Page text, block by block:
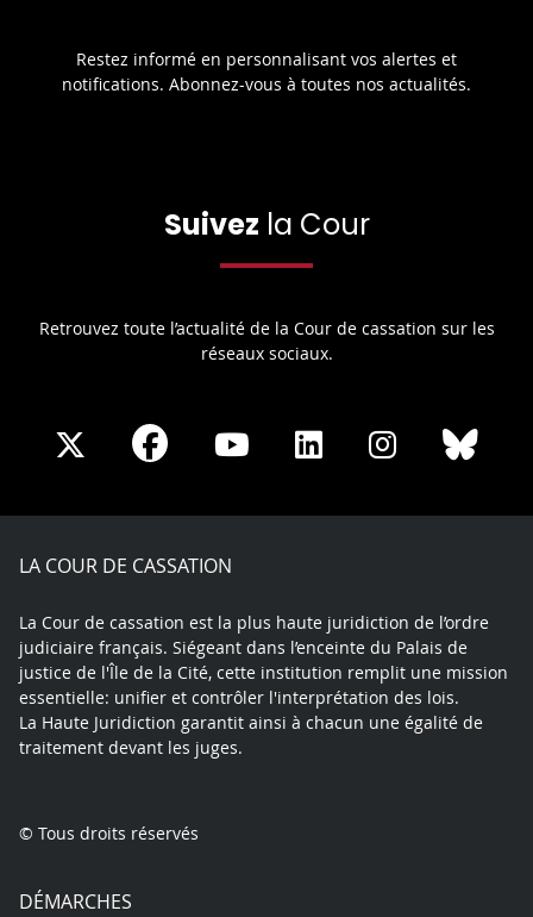
Restez informé en personnalisant vos alertes et
notifications. Abonnez-vous à toutes nos actualités.
Suivez la Cour
Retrouvez toute l’actualité de la Cour de cassation sur les
réseaux sociaux.
Share
X
Share
Facebook
Share
Youtube
Share
LinkedIn
Share
Instagram
LA COUR DE CASSATION
La Cour de cassation est la plus haute juridiction de l’ordre
judiciaire français. Siégeant dans l’enceinte du Palais de
justice de l'Île de la Cité, cette institution remplit une mission
essentielle: unifier et contrôler l'interprétation des lois.
La Haute Juridiction garantit ainsi à chacun une égalité de
traitement devant les juges.
© Tous droits réservés
DÉMARCHES